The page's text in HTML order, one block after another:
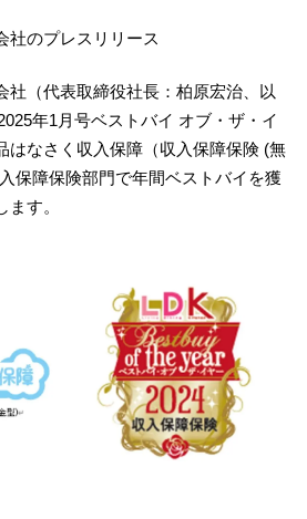
社のプレスリリース
社（代表取締役社長：柏原宏治、以
年1月号ベストバイ オブ・ザ・イ
はなさく収入保障（収入保障保険 (無
保障保険部門で年間ベストバイを獲
す。